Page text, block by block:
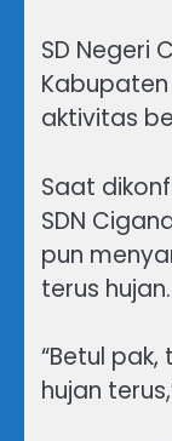
SD Negeri
aktivitas
Saat
SDN
pun
terus hujan.
“Betul
hujan